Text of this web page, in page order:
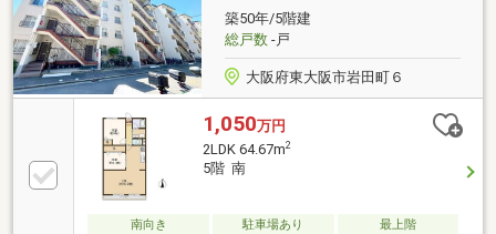
業】です！不動産購入や住宅ローンについては、ハウ
スフリーダムにお任せ下さい♪（ご来店の際は、店舗
に駐車場を完備しております）
築50年/5階建
総戸数-戸
大阪府東大阪市岩田町６
1,050万円
2LDK 64.67m2
5階 南
南向き 駐車場あり
最上階